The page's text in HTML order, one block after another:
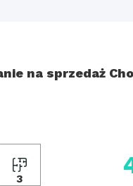
na sprzedaż
3